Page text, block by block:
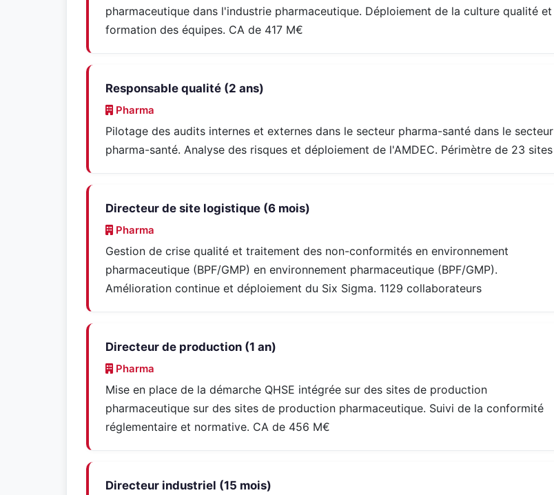
pharmaceutique dans l'industrie pharmaceutique. Déploiement de la culture qualité et
formation des équipes. CA de 417 M€
Responsable qualité (2 ans)
Pharma
Pilotage des audits internes et externes dans le secteur pharma-santé dans le secteur
pharma-santé. Analyse des risques et déploiement de l'AMDEC. Périmètre de 23 sites
Directeur de site logistique (6 mois)
Pharma
Gestion de crise qualité et traitement des non-conformités en environnement
pharmaceutique (BPF/GMP) en environnement pharmaceutique (BPF/GMP).
Amélioration continue et déploiement du Six Sigma. 1129 collaborateurs
Directeur de production (1 an)
Pharma
Mise en place de la démarche QHSE intégrée sur des sites de production
pharmaceutique sur des sites de production pharmaceutique. Suivi de la conformité
réglementaire et normative. CA de 456 M€
Directeur industriel (15 mois)